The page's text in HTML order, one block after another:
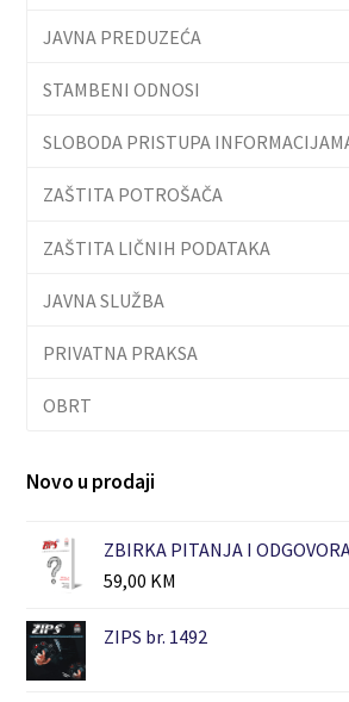
JAVNA PREDUZEĆA
STAMBENI ODNOSI
SLOBODA PRISTUPA
ZAŠTITA POTROŠAČA
ZAŠTITA LIČNIH PODATAKA
JAVNA SLUŽBA
PRIVATNA PRAKSA
OBRT
Novo u prodaji
ZBIRKA PITANJA I
59,00 KM
ZIPS br. 1492